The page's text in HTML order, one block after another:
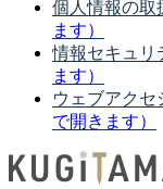
個人情報の取
ます）
情報セキュリ
ます）
ウェブアクセ
で開きます）